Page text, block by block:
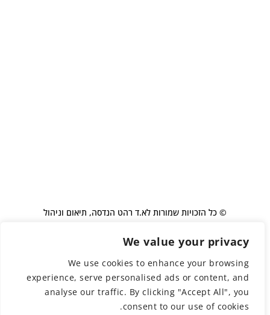
We value your privacy
We use cookies to enhance your browsing
experience, serve personalised ads or content, and
analyse our traffic. By clicking "Accept All", you
consent to our use of cookies.
© כל הזכויות שמורות לא.ד רהט הנדסה, תיאום וניהול
בניית אתר: שירה קולקר
עמוד הבית פרויקטים אודות הערכים שלנו צרו קשר קריירה English